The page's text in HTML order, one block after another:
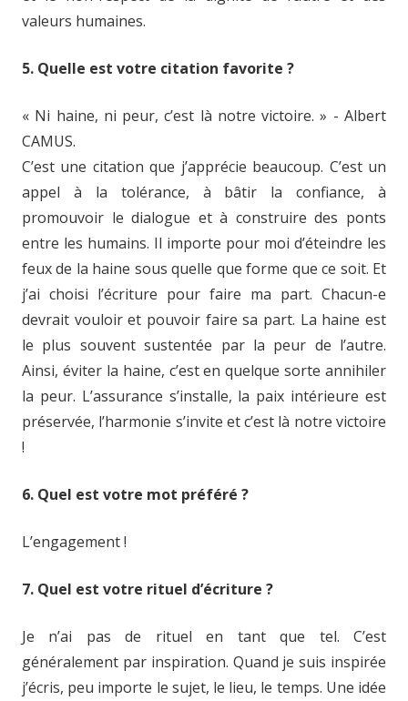
valeurs humaines.
5. Quelle est votre citation favorite ?
« Ni haine, ni peur, c’est là notre victoire. » - Albert
CAMUS.
C’est une citation que j’apprécie beaucoup. C’est un
appel à la tolérance, à bâtir la confiance, à
promouvoir le dialogue et à construire des ponts
entre les humains. Il importe pour moi d’éteindre les
feux de la haine sous quelle que forme que ce soit. Et
j’ai choisi l’écriture pour faire ma part. Chacun-e
devrait vouloir et pouvoir faire sa part. La haine est
le plus souvent sustentée par la peur de l’autre.
Ainsi, éviter la haine, c’est en quelque sorte annihiler
la peur. L’assurance s’installe, la paix intérieure est
préservée, l’harmonie s’invite et c’est là notre victoire
!
6. Quel est votre mot préféré ?
L’engagement !
7. Quel est votre rituel d’écriture ?
Je n’ai pas de rituel en tant que tel. C’est
généralement par inspiration. Quand je suis inspirée
j’écris, peu importe le sujet, le lieu, le temps. Une idée